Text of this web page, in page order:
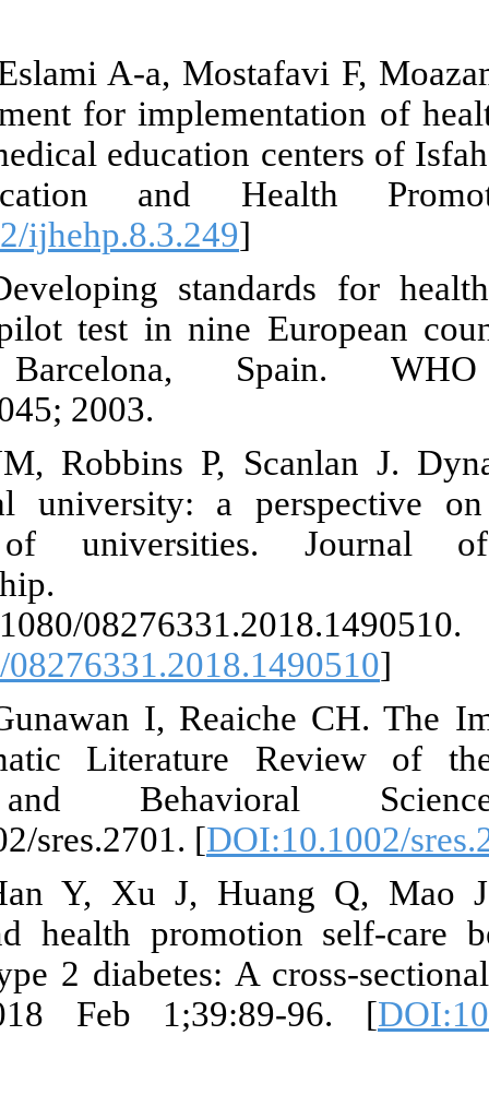
6. Afshari A,
R. Self-
hospitals, in
Health
7. GroneO.
Results of a
8. O'Reilly
63.doi.org/
[
9. Hoyer C,
4.0-A
Research
doi.org/
10. Nie R,
perception
patient with
Research.